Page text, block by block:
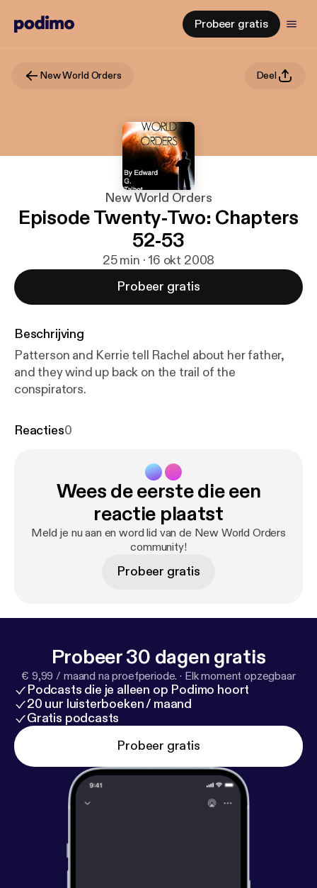
Probeer gratis
New World Orders Deel
New World Orders
Episode Twenty-Two: Chapters
52-53
25 min · 16 okt 2008
Probeer gratis
Beschrijving
Patterson and Kerrie tell Rachel about her father,
and they wind up back on the trail of the
conspirators.
Reacties0
Wees de eerste die een
reactie plaatst
Meld je nu aan en word lid van de New World Orders
community!
Probeer gratis
Probeer 30 dagen gratis
€ 9,99 / maand na proefperiode. · Elk moment opzegbaar
Podcasts die je alleen op Podimo hoort
20 uur luisterboeken / maand
Gratis podcasts
Probeer gratis